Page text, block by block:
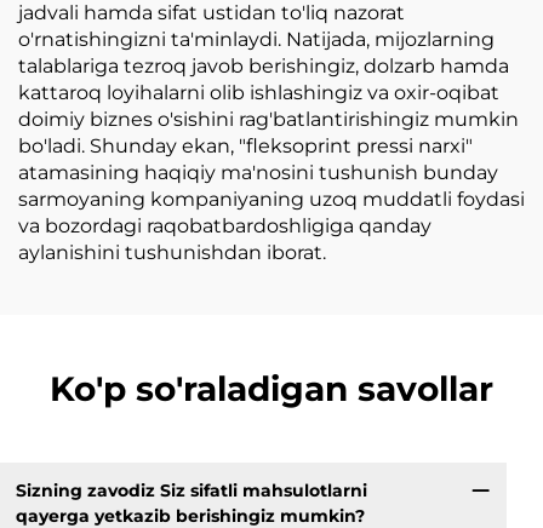
jadvali hamda sifat ustidan to'liq nazorat
o'rnatishingizni ta'minlaydi. Natijada, mijozlarning
talablariga tezroq javob berishingiz, dolzarb hamda
kattaroq loyihalarni olib ishlashingiz va oxir-oqibat
doimiy biznes o'sishini rag'batlantirishingiz mumkin
bo'ladi. Shunday ekan, "fleksoprint pressi narxi"
atamasining haqiqiy ma'nosini tushunish bunday
sarmoyaning kompaniyaning uzoq muddatli foydasi
va bozordagi raqobatbardoshligiga qanday
aylanishini tushunishdan iborat.
Ko'p so'raladigan savollar
Sizning zavodiz Siz sifatli mahsulotlarni
qayerga yetkazib berishingiz mumkin?